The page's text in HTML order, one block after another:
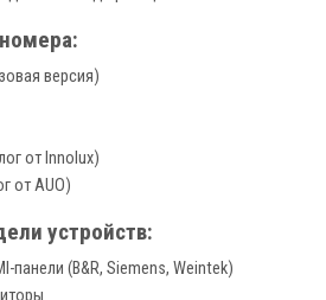
версия)
от Innolux)
от AUO)
устройств:
панели (B&R, Siemens, Weintek)